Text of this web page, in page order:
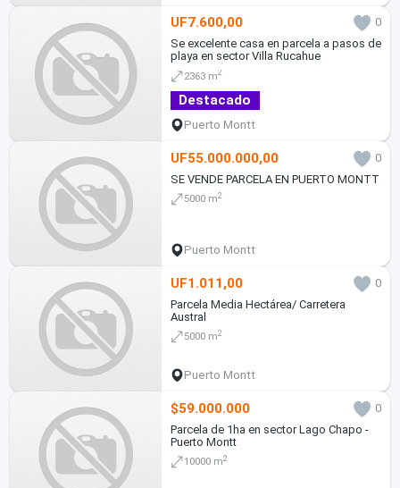
UF7.600,00
0
Se excelente casa en parcela a pasos de
playa en sector Villa Rucahue
2363 m2
Destacado
Puerto Montt
UF55.000.000,00
0
SE VENDE PARCELA EN PUERTO MONTT
5000 m2
Puerto Montt
UF1.011,00
0
Parcela Media Hectárea/ Carretera
Austral
5000 m2
Puerto Montt
$59.000.000
0
Parcela de 1ha en sector Lago Chapo -
Puerto Montt
10000 m2